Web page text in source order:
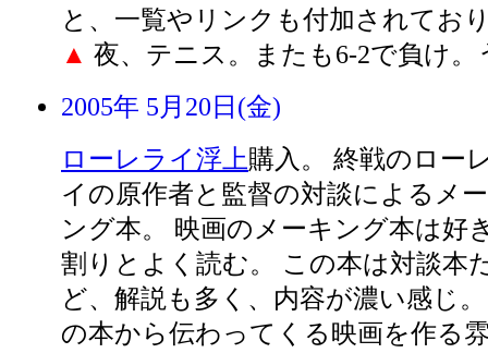
と、一覧やリンクも付加されてお
▲ 夜、テニス。またも6-2で負け。
2005年 5月20日(金)
ローレライ浮上購入。 終戦のロー
イの原作者と監督の対談によるメ
ング本。 映画のメーキング本は好
割りとよく読む。 この本は対談本
ど、解説も多く、内容が濃い感じ
の本から伝わってくる映画を作る